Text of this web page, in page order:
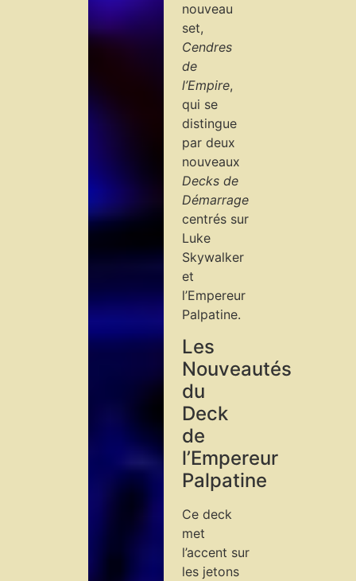
nouveau
set,
Cendres
de
l’Empire,
qui se
distingue
par deux
nouveaux
Decks de
Démarrage
centrés sur
Luke
Skywalker
et
l’Empereur
Palpatine.
Les
Nouveautés
du
Deck
de
l’Empereur
Palpatine
Ce deck
met
l’accent sur
les jetons